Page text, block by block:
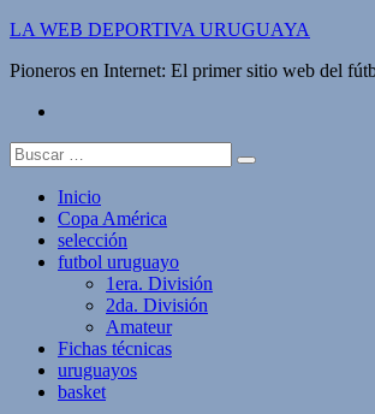
Saltar
contenido
LA WEB DEPORTIVA URUGUAYA
Pioneros en Internet: El primer sitio web del
Buscar:
Inicio
Copa América
selección
futbol uruguayo
1era. División
2da. División
Amateur
Fichas técnicas
uruguayos
basket